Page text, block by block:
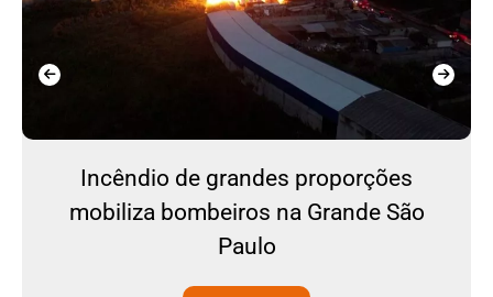
Incêndio de grandes proporções
mobiliza bombeiros na Grande São
Paulo